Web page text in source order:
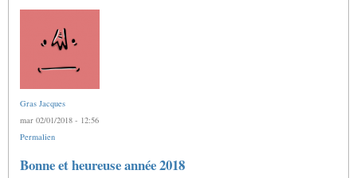
Gras Jacques
mar 02/01/2018 - 12:56
Permalien
Bonne et heureuse année 2018